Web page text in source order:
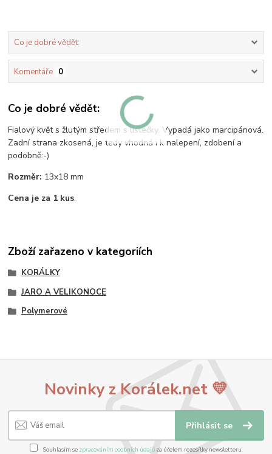
Co je dobré vědět:
Komentáře 0
Co je dobré vědět:
Fialový květ s žlutým středem s lístečky. Vypadá jako marcipánová.
Zadní strana zkosená, je tedy vhodná i k nalepení, zdobení a
podobně:-)
Rozměr: 13x18 mm
Cena je za 1 kus.
Zboží zařazeno v kategoriích
KORÁLKY
JARO A VELIKONOCE
Polymerové
Novinky z Korálek.net 💛
Přihlásit se
Souhlasím se zpracováním osobních údajůza účelem rozesílky newsletteru.